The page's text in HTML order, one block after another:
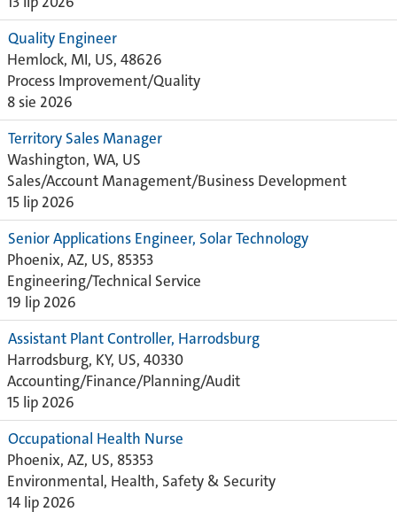
Quality Engineer
Hemlock, MI, US, 48626
Process Improvement/Quality
8 sie 2026
Territory Sales Manager
Washington, WA, US
Sales/Account Management/Business Development
15 lip 2026
Senior Applications Engineer, Solar Technology
Phoenix, AZ, US, 85353
Engineering/Technical Service
19 lip 2026
Assistant Plant Controller, Harrodsburg
Harrodsburg, KY, US, 40330
Accounting/Finance/Planning/Audit
15 lip 2026
Occupational Health Nurse
Phoenix, AZ, US, 85353
Environmental, Health, Safety & Security
14 lip 2026